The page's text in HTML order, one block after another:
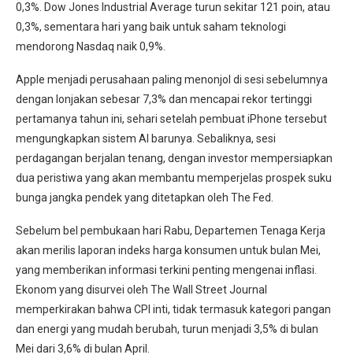
0,3%. Dow Jones Industrial Average turun sekitar 121 poin, atau
0,3%, sementara hari yang baik untuk saham teknologi
mendorong Nasdaq naik 0,9%.
Apple menjadi perusahaan paling menonjol di sesi sebelumnya
dengan lonjakan sebesar 7,3% dan mencapai rekor tertinggi
pertamanya tahun ini, sehari setelah pembuat iPhone tersebut
mengungkapkan sistem AI barunya. Sebaliknya, sesi
perdagangan berjalan tenang, dengan investor mempersiapkan
dua peristiwa yang akan membantu memperjelas prospek suku
bunga jangka pendek yang ditetapkan oleh The Fed.
Sebelum bel pembukaan hari Rabu, Departemen Tenaga Kerja
akan merilis laporan indeks harga konsumen untuk bulan Mei,
yang memberikan informasi terkini penting mengenai inflasi.
Ekonom yang disurvei oleh The Wall Street Journal
memperkirakan bahwa CPI inti, tidak termasuk kategori pangan
dan energi yang mudah berubah, turun menjadi 3,5% di bulan
Mei dari 3,6% di bulan April.